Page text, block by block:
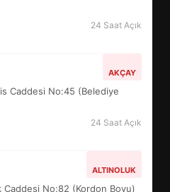
24 Saat Açık
AKÇAY
Caddesi No:45 (Belediye
24 Saat Açık
ALTINOLUK
No:82 (Kordon Boyu)
KAYITLARI NEYİ
NASIL